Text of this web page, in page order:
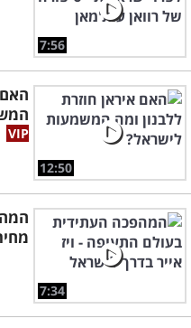
7:56
12:50
האם
7:34